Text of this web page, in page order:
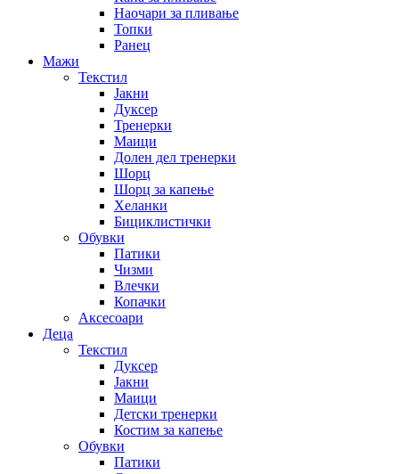
Наочари за пливање
Топки
Ранец
Мажи
Текстил
Јакни
Дуксер
Тренерки
Маици
Долен дел тренерки
Шорц
Шорц за капење
Хеланки
Бициклистички
Обувки
Патики
Чизми
Влечки
Копачки
Аксесоари
Деца
Текстил
Дуксер
Јакни
Маици
Детски тренерки
Костим за капење
Обувки
Патики